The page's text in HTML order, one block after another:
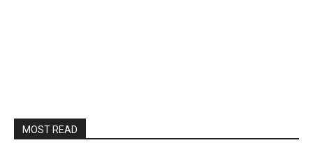
MOST READ